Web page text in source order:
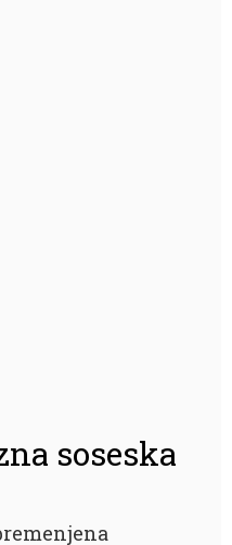
soseska